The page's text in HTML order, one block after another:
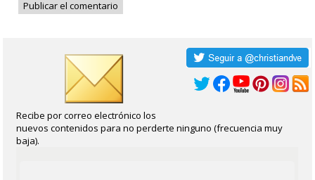
Recibe por correo electrónico los
nuevos contenidos para no perderte ninguno (frecuencia muy
baja).